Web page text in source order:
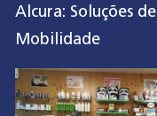
Alcura: Soluções de
Mobilidade